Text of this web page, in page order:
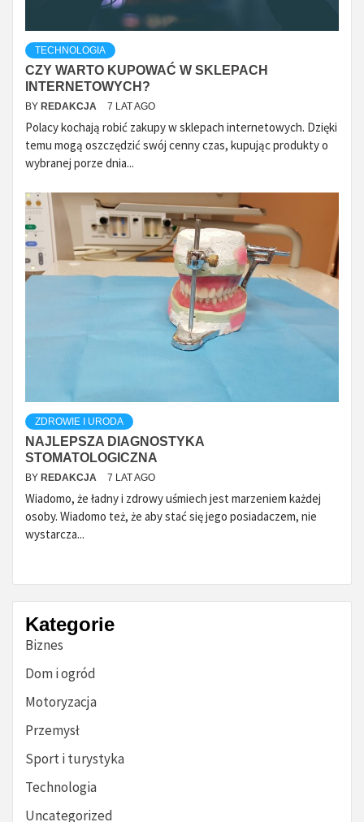
TECHNOLOGIA
CZY WARTO KUPOWAĆ W SKLEPACH
INTERNETOWYCH?
BY REDAKCJA 7 LAT AGO
Polacy kochają robić zakupy w sklepach internetowych. Dzięki
temu mogą oszczędzić swój cenny czas, kupując produkty o
wybranej porze dnia...
ZDROWIE I URODA
NAJLEPSZA DIAGNOSTYKA
STOMATOLOGICZNA
BY REDAKCJA 7 LAT AGO
Wiadomo, że ładny i zdrowy uśmiech jest marzeniem każdej
osoby. Wiadomo też, że aby stać się jego posiadaczem, nie
wystarcza...
Kategorie
Biznes
Dom i ogród
Motoryzacja
Przemysł
Sport i turystyka
Technologia
Uncategorized